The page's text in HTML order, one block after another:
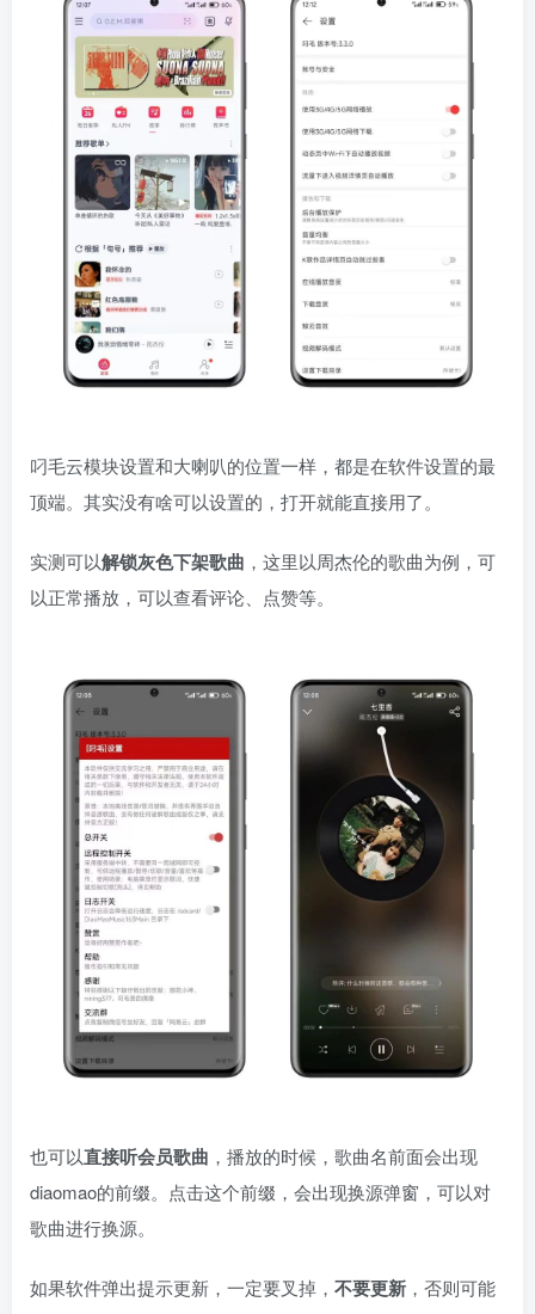
叼毛云模块设置和大喇叭的位置一样，都是在软件设置的最
顶端。其实没有啥可以设置的，打开就能直接用了。
实测可以解锁灰色下架歌曲 ，这里以周杰伦的歌曲为例，可
以正常播放，可以查看评论、点赞等。
也可以直接听会员歌曲 ，播放的时候，歌曲名前面会出现
diaomao的前缀。点击这个前缀，会出现换源弹窗，可以对
歌曲进行换源。
如果软件弹出提示更新，一定要叉掉， 不要更新 ，否则可能